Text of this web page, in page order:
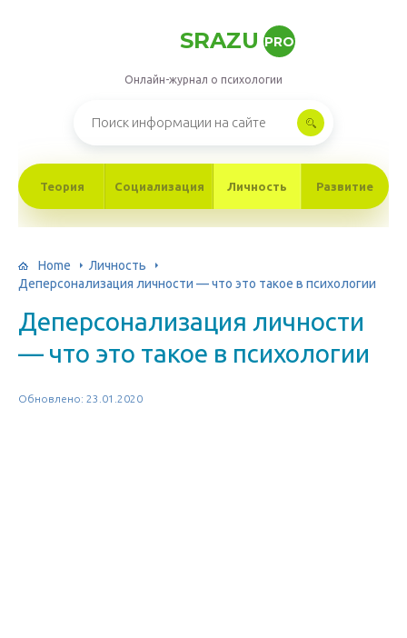
SRAZU PRO
Онлайн-журнал о психологии
Теория Социализация Личность Развитие
Home
Личность
Деперсонализация личности — что это такое в психологии
Деперсонализация личности
— что это такое в психологии
Обновлено: 23.01.2020